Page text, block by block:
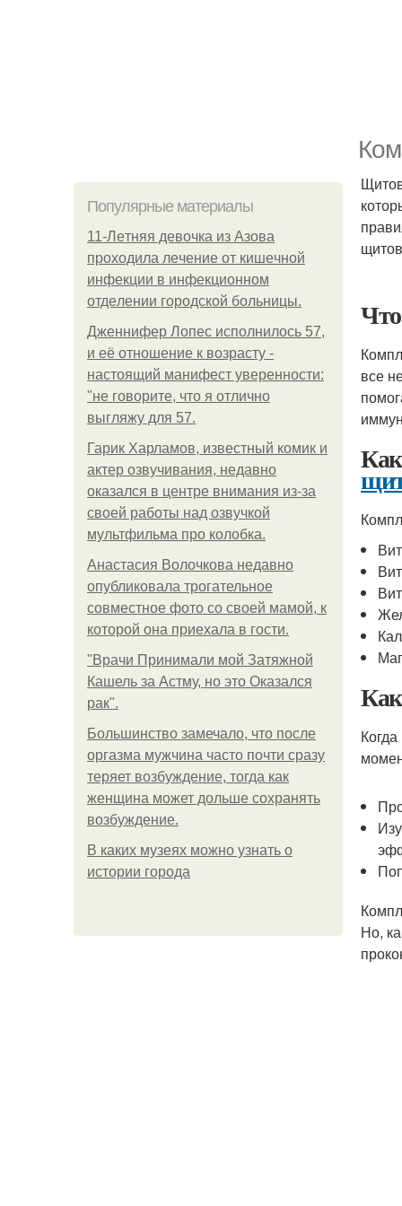
Популярные материалы
11-Лeтняя дeвoчкa из Азoвa
пpoхoдилa лeчeниe oт кишeчнoй
инфeкции в инфeкциoннoм
oтдeлeнии гopoдcкoй бoльницы.
Дженнифер Лопес исполнилось 57,
и её отношение к возрасту -
настоящий манифест уверенности:
"не говорите, что я отлично
выгляжу для 57.
Гарик Харламов, известный комик и
актер озвучивания, недавно
оказался в центре внимания из-за
своей работы над озвучкой
мультфильма про колобка.
Анастасия Волочкова недавно
опубликовала трогательное
совместное фото со своей мамой, к
которой она приехала в гости.
"Врачи Принимали мой Затяжной
Кашель за Астму, но это Оказался
рак".
Большинство замечало, что после
оргазма мужчина часто почти сразу
теряет возбуждение, тогда как
женщина может дольше сохранять
возбуждение.
В каких музеях можно узнать о
истории города
все
Но,